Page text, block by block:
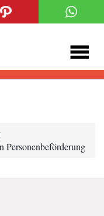
Personenbeförderung